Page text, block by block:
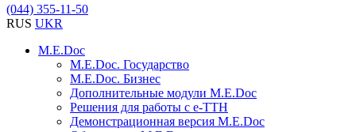
(044) 355-11-50
RUS UKR
M.E.Doc
M.E.Doc. Государство
M.E.Doc. Бизнес
Дополнительные модули M.E.Doc
Решения для работы с е-ТТН
Демонстрационная версия M.E.Doc